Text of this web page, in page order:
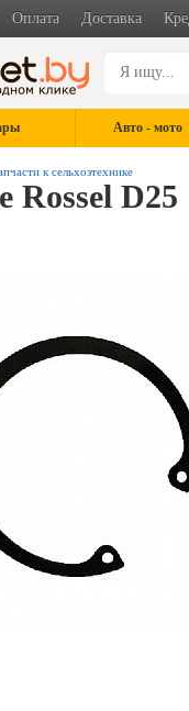
Оплата Доставка
Авто - мото
к сельхозтехнике
Rossel D25